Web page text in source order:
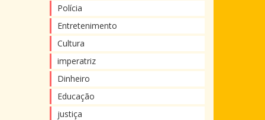
Polícia
Entretenimento
Cultura
imperatriz
Dinheiro
Educação
justiça